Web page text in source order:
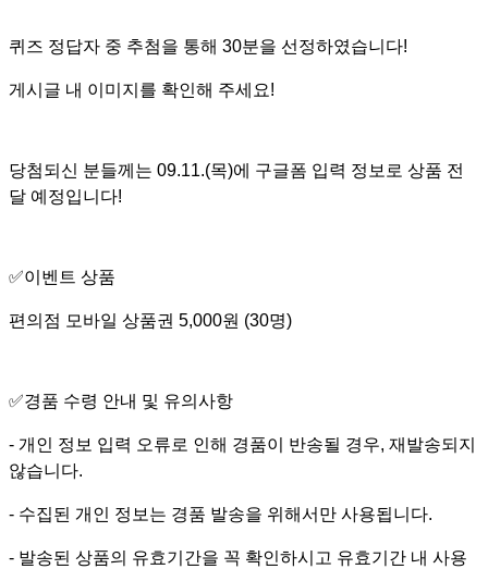
퀴즈 정답자 중 추첨을 통해 30분을 선정하였습니다!
게시글 내 이미지를 확인해 주세요!
당첨되신 분들께는 09.11.(목)에 구글폼 입력 정보로 상품 전
달 예정입니다!
✅이벤트 상품
편의점 모바일 상품권 5,000원 (30명)
✅경품 수령 안내 및 유의사항
- 개인 정보 입력 오류로 인해 경품이 반송될 경우, 재발송되지
않습니다.
- 수집된 개인 정보는 경품 발송을 위해서만 사용됩니다.
- 발송된 상품의 유효기간을 꼭 확인하시고 유효기간 내 사용